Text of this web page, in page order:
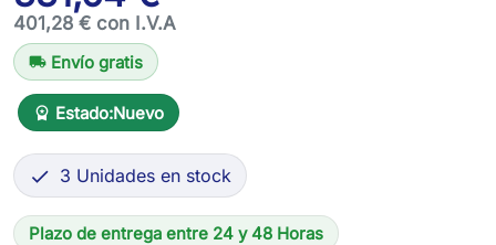
401,28 € con I.V.A
local_shipping Envío gratis
workspace_premium Estado:Nuevo
 3 Unidades en stock
Plazo de entrega entre 24 y 48 Horas